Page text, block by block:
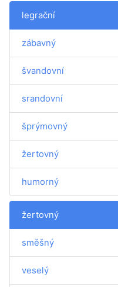
legrační
zábavný
švandovní
srandovní
šprýmovný
žertovný
humorný
žertovný
směšný
veselý